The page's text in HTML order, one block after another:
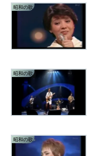
昭和の歌
昭和の歌
昭和の歌